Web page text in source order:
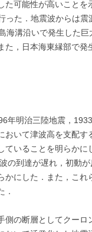
可能性が高いこと
た．地震波からは
海溝沿いで発生した
，日本海東縁部で発
年明治三陸地震，
いて津波高を支配
いることを明らか
の到達が遅れ，初動
にした．また，これ
．
の断層としてクーロ